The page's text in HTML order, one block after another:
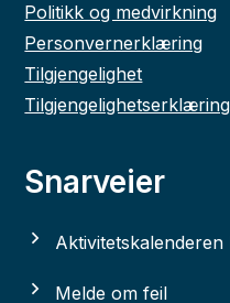
Politikk og medvirkning
Personvernerklæring
Tilgjengelighet
Snarveier
Aktivitetskalenderen
Melde om feil